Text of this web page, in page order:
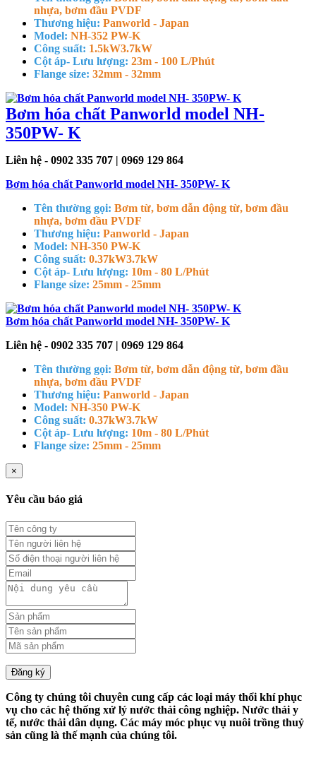
nhựa, bơm đầu PVDF
Thương hiệu: Panworld - Japan
Model: NH-352 PW-K
Công suất: 1.5kW3.7kW
Cột áp- Lưu lượng: 23m - 100 L/Phút
Flange size: 32mm - 32mm
Bơm hóa chất Panworld model NH-
350PW- K
Liên hệ - 0902 335 707 | 0969 129 864
Bơm hóa chất Panworld model NH- 350PW- K
Tên thường gọi: Bơm từ, bơm dẫn động từ, bơm đầu
nhựa, bơm đầu PVDF
Thương hiệu: Panworld - Japan
Model: NH-350 PW-K
Công suất: 0.37kW3.7kW
Cột áp- Lưu lượng: 10m - 80 L/Phút
Flange size: 25mm - 25mm
Bơm hóa chất Panworld model NH- 350PW- K
Liên hệ - 0902 335 707 | 0969 129 864
Tên thường gọi: Bơm từ, bơm dẫn động từ, bơm đầu
nhựa, bơm đầu PVDF
Thương hiệu: Panworld - Japan
Model: NH-350 PW-K
Công suất: 0.37kW3.7kW
Cột áp- Lưu lượng: 10m - 80 L/Phút
Flange size: 25mm - 25mm
×
Yêu cầu báo giá
Đăng ký
Công ty chúng tôi chuyên cung cấp các loại máy thổi khí phục
vụ cho các hệ thống xử lý nước thải công nghiệp. Nước thải y
tế, nước thải dân dụng. Các máy móc phục vụ nuôi trồng thuỷ
sản cũng là thế mạnh của chúng tôi.